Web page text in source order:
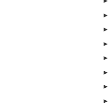
►
►
►
►
►
►
►